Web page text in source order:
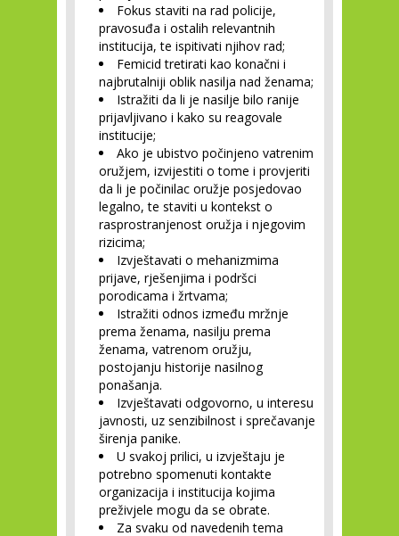
Fokus staviti na rad policije,
pravosuđa i ostalih relevantnih
institucija, te ispitivati njihov rad;
Femicid tretirati kao konačni i
najbrutalniji oblik nasilja nad ženama;
Istražiti da li je nasilje bilo ranije
prijavljivano i kako su reagovale
institucije;
Ako je ubistvo počinjeno vatrenim
oružjem, izvijestiti o tome i provjeriti
da li je počinilac oružje posjedovao
legalno, te staviti u kontekst o
rasprostranjenost oružja i njegovim
rizicima;
Izvještavati o mehanizmima
prijave, rješenjima i podršci
porodicama i žrtvama;
Istražiti odnos između mržnje
prema ženama, nasilju prema
ženama, vatrenom oružju,
postojanju historije nasilnog
ponašanja.
Izvještavati odgovorno, u interesu
javnosti, uz senzibilnost i sprečavanje
širenja panike.
U svakoj prilici, u izvještaju je
potrebno spomenuti kontakte
organizacija i institucija kojima
preživjele mogu da se obrate.
Za svaku od navedenih tema